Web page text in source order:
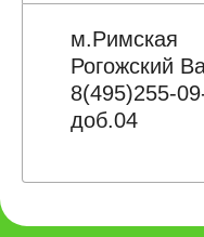
м.Римская
Рогожский
8(495)255-
доб.04